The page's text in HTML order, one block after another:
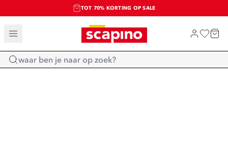
TOT 70% KORTING OP SALE
SALE: LAATSTE KANS!
SHOP NIEUW
Home